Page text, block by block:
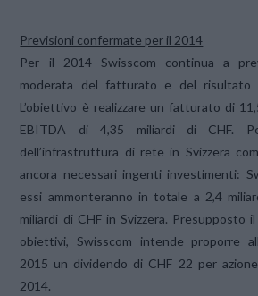
Previsioni confermate per il 2014
Per il 2014 Swisscom continua a
moderata del fatturato e del risultato
L’obiettivo è realizzare un fatturato di
EBITDA di 4,35 miliardi di CHF.
dell’infrastruttura di rete in Svizzera
ancora necessari ingenti investimenti:
essi ammonteranno in totale a 2,4
miliardi di CHF in Svizzera. Presupposto
obiettivi, Swisscom intende proporre
2015 un dividendo di CHF 22 per
2014.